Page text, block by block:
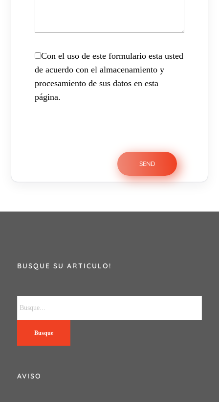
Con el uso de este formulario esta usted
de acuerdo con el almacenamiento y
procesamiento de sus datos en esta
página.
BUSQUE SU ARTICULO!
Busque
AVISO